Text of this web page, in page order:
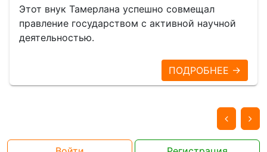
Этот внук Тамерлана успешно совмещал
правление государством с активной научной
деятельностью.
ПОДРОБНЕЕ →